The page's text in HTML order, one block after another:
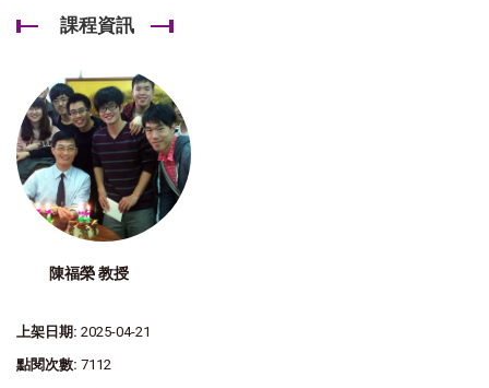
課程資訊
陳福榮 教授
上架日期: 2025-04-21
點閱次數: 7112